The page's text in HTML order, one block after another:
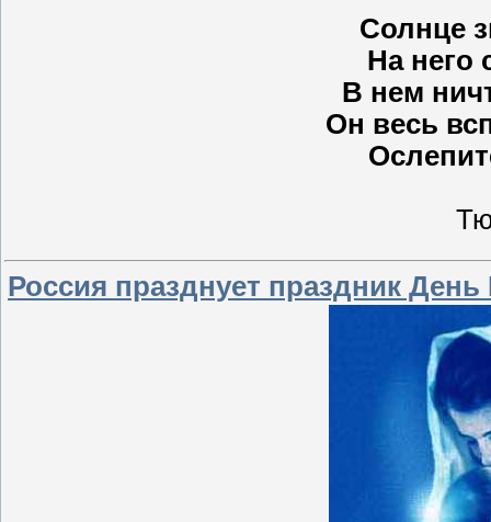
Солнце
На него
В нем
Он весь
Россия празднует праздник